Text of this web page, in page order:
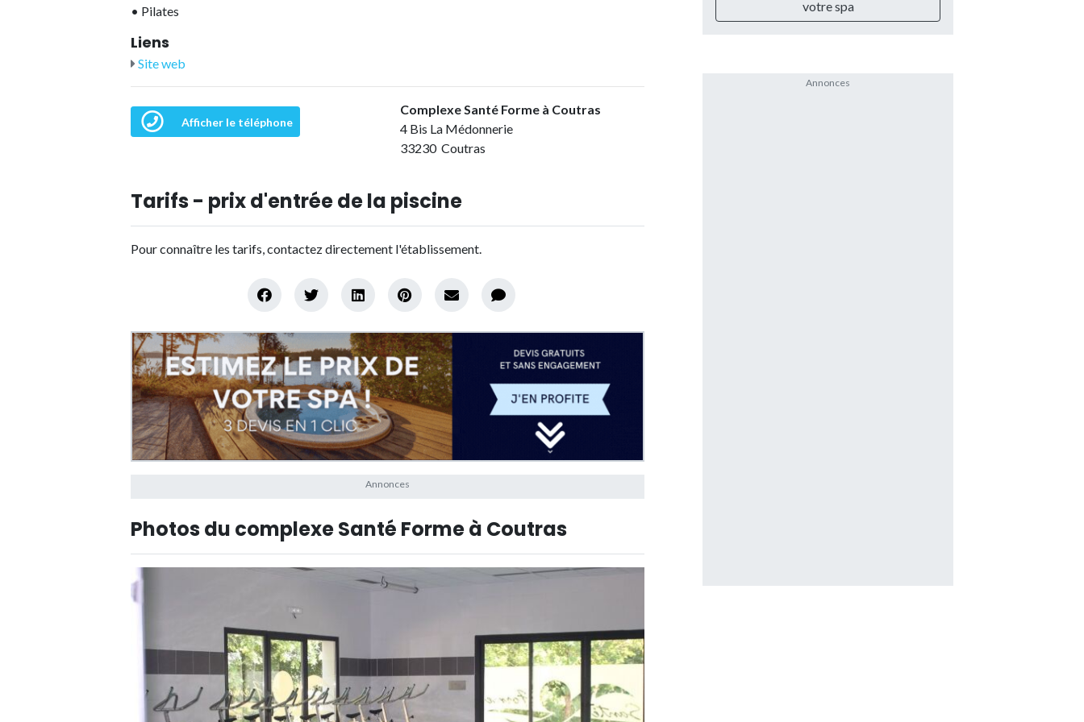
• Pilates
Liens
Site web
Afficher le téléphone
Complexe Santé Forme à Coutras
4 Bis La Médonnerie
33230 Coutras
Tarifs - prix d'entrée de la piscine
Pour connaître les tarifs, contactez directement l'établissement.
Photos du complexe Santé Forme à Coutras
votre spa